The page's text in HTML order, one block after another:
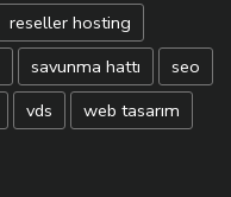
reseller hosting
savunma hattı
seo
vds
web tasarım